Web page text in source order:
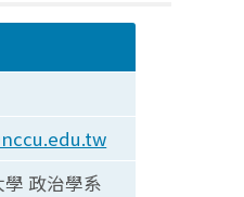
政治學系